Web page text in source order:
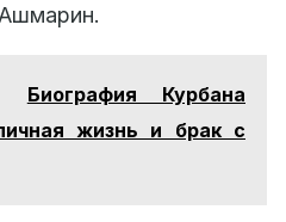
Биография Курбана
жизнь и брак с